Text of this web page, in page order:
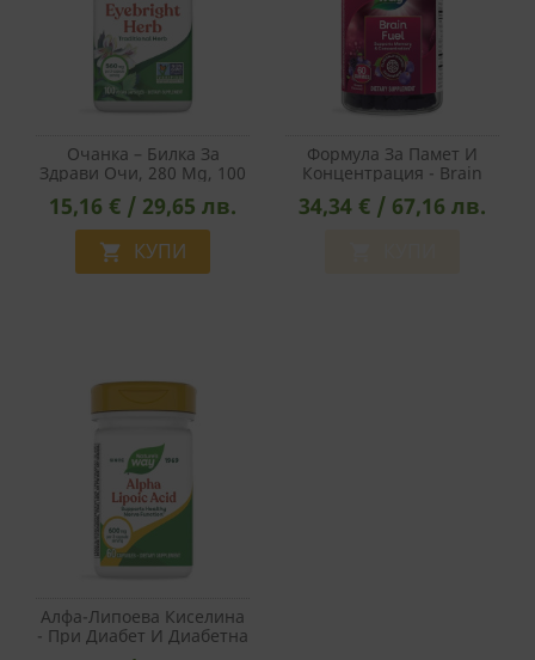
Очанка – Билка За
Здрави Очи, 280 Mg, 100
Капсули
15,16 € / 29,65 лв.
 КУПИ
Формула За Памет И
Концентрация - Brain
Fuel, 60 Желирани
Таблетки
34,34 € / 67,16 лв.
Алфа-Липоева Киселина
- При Диабет И Диабетна
Полиневропатия, 200